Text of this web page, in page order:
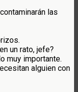
las
un rato, jefe?
muy importante.
alguien con